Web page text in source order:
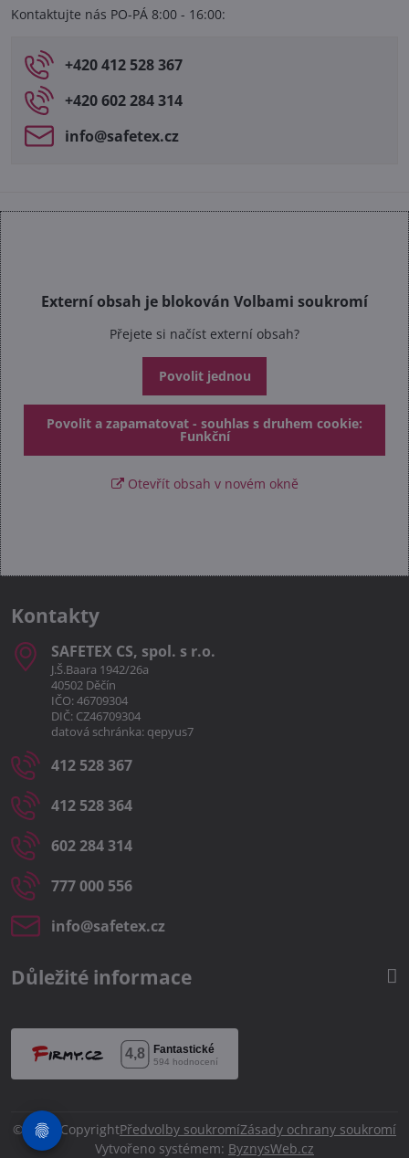
Kontaktujte nás PO-PÁ 8:00 - 16:00:
+420 412 528 367
+420 602 284 314
info​@safetex​.cz
Externí obsah je blokován Volbami soukromí
Přejete si načíst externí obsah?
Povolit jednou
Povolit a zapamatovat - souhlas s druhem cookie:
Funkční
Otevřít obsah v novém okně
Kontakty
SAFETEX CS, spol​. s r​.o​.
J.Š.Baara 1942/26a
40502 Děčín
IČO: 46709304
DIČ: CZ46709304
datová schránka: qepyus7
412 528 367
412 528 364
602 284 314
777 000 556
info​@safetex​.cz
Důležité informace
© 2026 CopyrightPředvolby soukromíZásady ochrany soukromí
Vytvořeno systémem: ByznysWeb.cz